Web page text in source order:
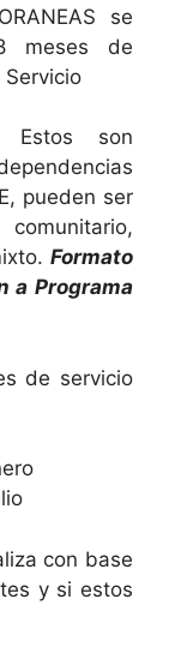
se
meses de
Estos son
pueden ser
Formato
a Programa
de servicio
con base
y si estos